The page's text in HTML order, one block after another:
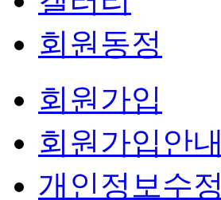
회원동정
회원가입
회원가입안내
개인정보수정